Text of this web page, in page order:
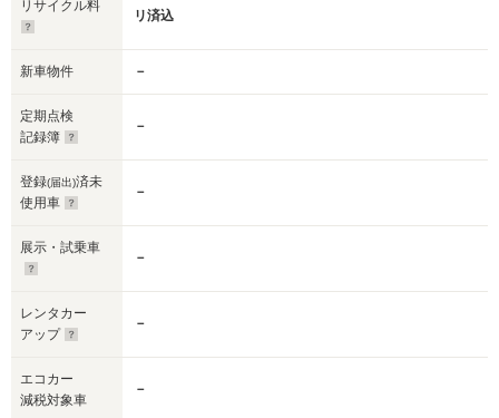
リサイクル料
リ済込
新車物件 －
定期点検
記録簿
－
登録(届出)済未
使用車
－
展示・試乗車
－
レンタカー
アップ
－
エコカー
減税対象車
－